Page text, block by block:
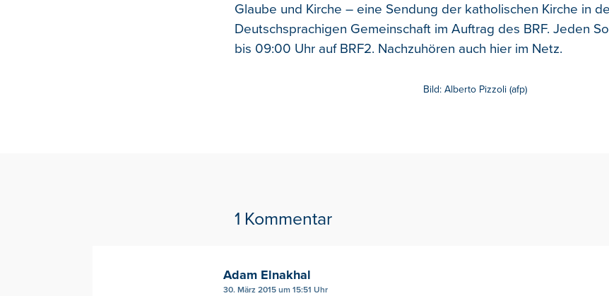
Glaube und Kirche – eine Sendung der katholischen Kirche in
Deutschsprachigen Gemeinschaft im Auftrag des BRF. Jeden
bis 09:00 Uhr auf BRF2. Nachzuhören auch hier im Netz.
Bild: Alberto Pizzoli (afp)
1 Kommentar
Adam Elnakhal
30. März 2015 um 15:51 Uhr